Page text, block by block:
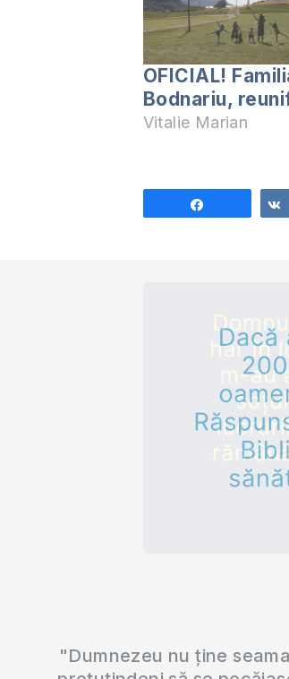
OFICIAL!
Bodnariu,
Vitalie Marian
"Dumnezeu nu ține